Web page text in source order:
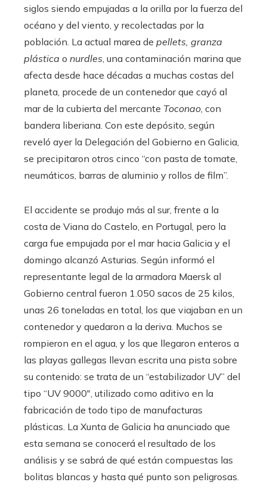
siglos siendo empujadas a la orilla por la fuerza del
océano y del viento, y recolectadas por la
población. La actual marea de pellets, granza
plástica o nurdles, una contaminación marina que
afecta desde hace décadas a muchas costas del
planeta, procede de un contenedor que cayó al
mar de la cubierta del mercante Toconao, con
bandera liberiana. Con este depósito, según
reveló ayer la Delegación del Gobierno en Galicia,
se precipitaron otros cinco “con pasta de tomate,
neumáticos, barras de aluminio y rollos de film”.
El accidente se produjo más al sur, frente a la
costa de Viana do Castelo, en Portugal, pero la
carga fue empujada por el mar hacia Galicia y el
domingo alcanzó Asturias. Según informó el
representante legal de la armadora Maersk al
Gobierno central fueron 1.050 sacos de 25 kilos,
unas 26 toneladas en total, los que viajaban en un
contenedor y quedaron a la deriva. Muchos se
rompieron en el agua, y los que llegaron enteros a
las playas gallegas llevan escrita una pista sobre
su contenido: se trata de un “estabilizador UV” del
tipo “UV 9000″, utilizado como aditivo en la
fabricación de todo tipo de manufacturas
plásticas. La Xunta de Galicia ha anunciado que
esta semana se conocerá el resultado de los
análisis y se sabrá de qué están compuestas las
bolitas blancas y hasta qué punto son peligrosas.